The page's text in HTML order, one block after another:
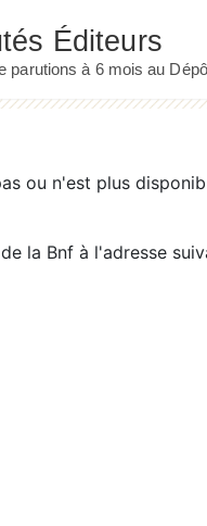
ou n'est plus
la Bnf à l'adresse